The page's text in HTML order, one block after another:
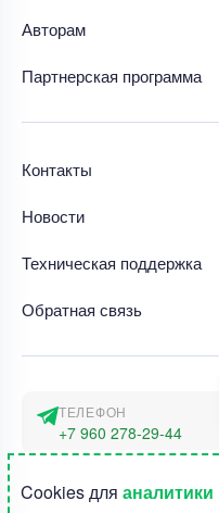
Авторам
Партнерская программа
Контакты
Новости
Техническая поддержка
Обратная связь
ТЕЛЕФОН
+7 960 278-29-44
г. Москва, наб.
Cookies для